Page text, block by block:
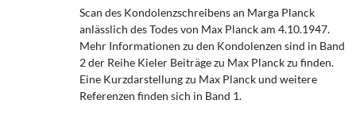
Scan des Kondolenzschreibens an Marga Planck
anlässlich des Todes von Max Planck am 4.10.1947.
Mehr Informationen zu den Kondolenzen sind in Band
2 der Reihe Kieler Beiträge zu Max Planck zu finden.
Eine Kurzdarstellung zu Max Planck und weitere
Referenzen finden sich in Band 1.